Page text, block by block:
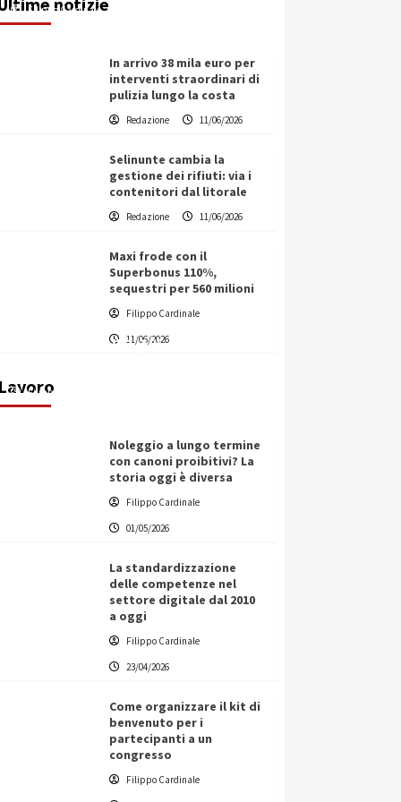
Filippo Cardinale
In arrivo 38 mila euro per
interventi straordinari di
pulizia lungo la costa
Redazione 11/06/2026
Selinunte cambia la
gestione dei rifiuti: via i
contenitori dal litorale
Redazione 11/06/2026
Maxi frode con il
Superbonus 110%,
sequestri per 560 milioni
Filippo Cardinale
11/06/2026
Lavoro
Vino in Italia: il giro d’affari
contribuisce all’1,1% del PIL
Filippo Cardinale
Noleggio a lungo termine
con canoni proibitivi? La
storia oggi è diversa
Filippo Cardinale
01/05/2026
La standardizzazione
delle competenze nel
settore digitale dal 2010
a oggi
Filippo Cardinale
23/04/2026
Come organizzare il kit di
benvenuto per i
partecipanti a un
congresso
Filippo Cardinale